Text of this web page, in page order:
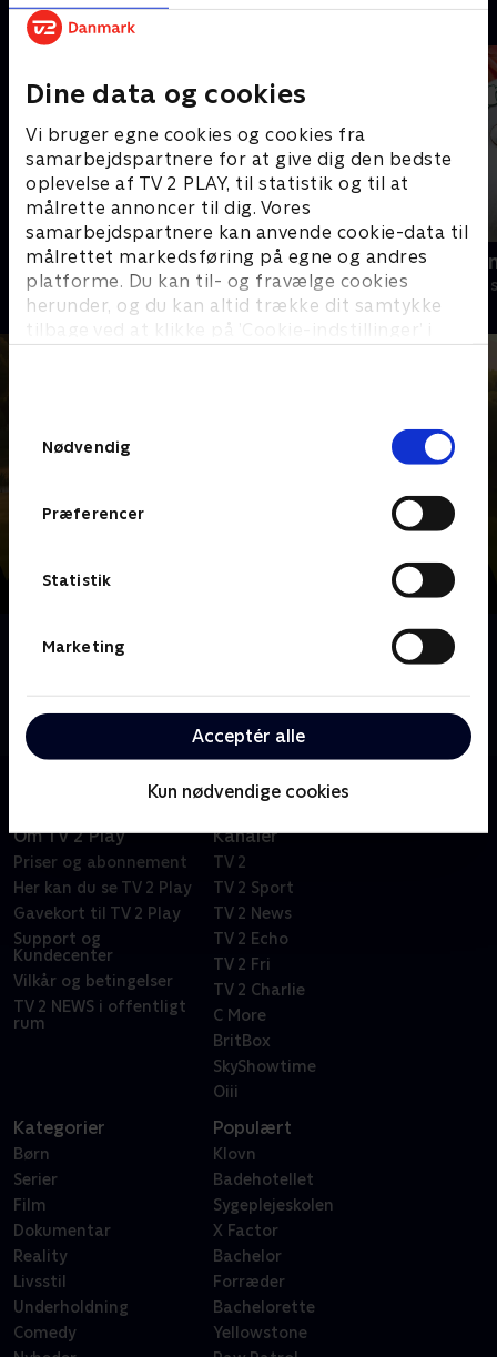
Dine data og cookies
Vi bruger egne cookies og cookies fra
samarbejdspartnere for at give dig den bedste
oplevelse af TV 2 PLAY, til statistik og til at
målrette annoncer til dig. Vores
samarbejdspartnere kan anvende cookie-data til
målrettet markedsføring på egne og andres
platforme. Du kan til- og fravælge cookies
herunder, og du kan altid trække dit samtykke
tilbage ved at klikke på ’Cookie-indstillinger’ i
Nødvendig
Præferencer
Statistik
Marketing
Acceptér alle
Kun nødvendige cookies
Andre så også
Barbapapa
Børneserier • 1 sæsoner Børneserier • 1
Om Mumidalen
Tag med Mumitroldene, Lille My, Snif og Mumriken
baseret på Tove Janssons fantastiske bøger.
Om TV 2 Play
Priser og abonnement
Her kan du se TV 2 Play
Gavekort til TV 2 Play
Support og
Kundecenter
Vilkår og betingelser
TV 2 NEWS i offentligt
rum
Kanaler
TV 2
TV 2 Sport
TV 2 News
TV 2 Echo
TV 2 Fri
TV 2 Charlie
C More
BritBox
SkyShowtime
Oiii
Kategorier
Børn
Serier
Film
Dokumentar
Reality
Livsstil
Underholdning
Comedy
Populært
Klovn
Badehotellet
Sygeplejeskolen
X Factor
Bachelor
Forræder
Bachelorette
Yellowstone